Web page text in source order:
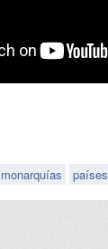
monarquías países